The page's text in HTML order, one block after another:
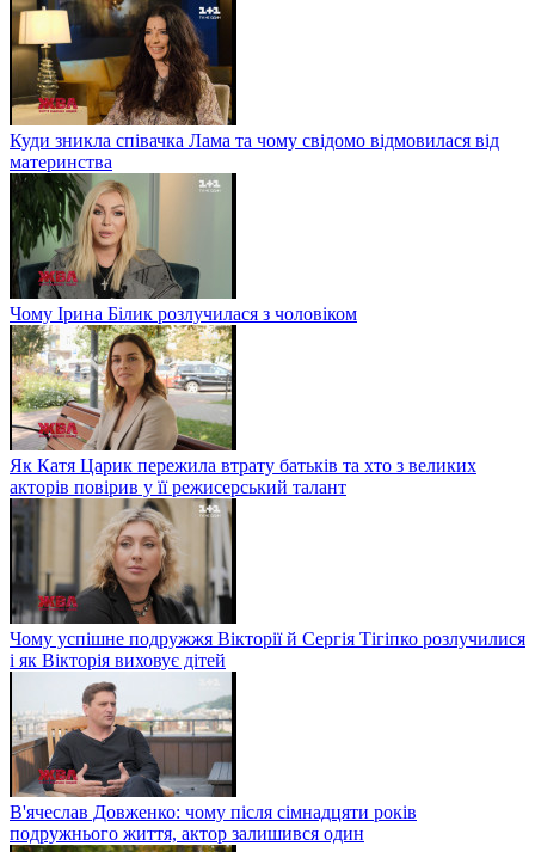
Куди зникла співачка Лама та чому свідомо відмовилася від
материнства
Чому Ірина Білик розлучилася з чоловіком
Як Катя Царик пережила втрату батьків та хто з великих
акторів повірив у її режисерський талант
Чому успішне подружжя Вікторії й Сергія Тігіпко розлучилися
і як Вікторія виховує дітей
В'ячеслав Довженко: чому після сімнадцяти років
подружнього життя, актор залишився один